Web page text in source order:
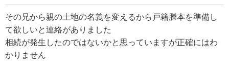
その兄から親の土地の名義を変えるから戸籍謄本を準備し
て欲しいと連絡がありました
相続が発生したのではないかと思っていますが正確にはわ
かりません